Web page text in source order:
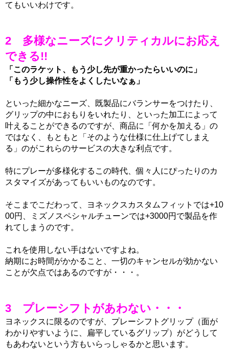
てもいいわけです。
2 多様なニーズにクリティカルにお応え
できる!!
「このラケット、もう少し先が重かったらいいのに」
「もう少し操作性をよくしたいなぁ」
といった細かなニーズ、既製品にバランサーをつけたり、
グリップの中におもりをいれたり、といった加工によって
叶えることができるのですが、商品に「何かを加える」の
ではなく、もともと「そのような仕様に仕上げてしまえ
る」のがこれらのサービスの大きな利点です。
特にプレーが多様化するこの時代、個々人にぴったりのカ
スタマイズがあってもいいものなのです。
そこまでこだわって、ヨネックスカスタムフィットでは+10
00円、ミズノスペシャルチューンでは+3000円で製品を作
れてしまうのです。
これを使用しない手はないですよね。
納期にお時間がかかること、一切のキャンセルが効かない
ことが欠点ではあるのですが・・・。
3 プレーシフトがあわない・・・
ヨネックスに限るのですが、プレーシフトグリップ（面が
わかりやすいように、扁平しているグリップ）がどうして
もあわないという方もいらっしゃるかと思います。